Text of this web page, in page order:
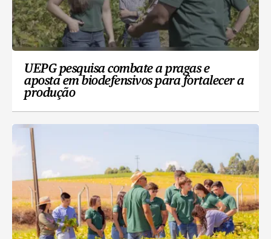
UEPG pesquisa combate a pragas e
aposta em biodefensivos para fortalecer a
produção